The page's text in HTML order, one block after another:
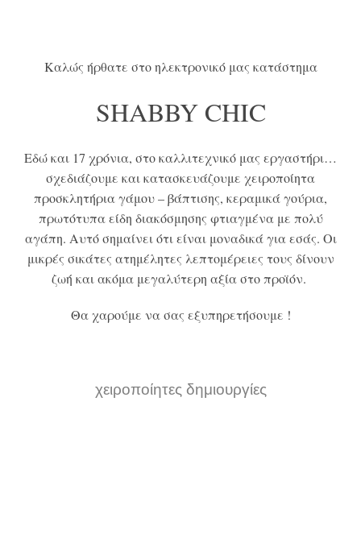
Καλώς ήρθατε στο ηλεκτρονικό μας κατάστημα
SHABBY CHIC
Εδώ και 17 χρόνια, στο καλλιτεχνικό μας εργαστήρι…
σχεδιάζουμε και κατασκευάζουμε χειροποίητα
προσκλητήρια γάμου – βάπτισης, κεραμικά γούρια,
πρωτότυπα είδη διακόσμησης φτιαγμένα με πολύ
αγάπη. Αυτό σημαίνει ότι είναι μοναδικά για εσάς. Οι
μικρές σικάτες ατημέλητες λεπτομέρειες τους δίνουν
ζωή και ακόμα μεγαλύτερη αξία στο προϊόν.
Θα χαρούμε να σας εξυπηρετήσουμε !
χειροποίητες δημιουργίες